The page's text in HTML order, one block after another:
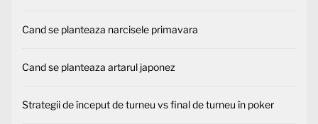
Cand se planteaza narcisele primavara
Cand se planteaza artarul japonez
Strategii de început de turneu vs final de turneu în poker